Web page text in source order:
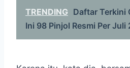
TRENDING Daftar Terkini
Ini 98 Pinjol Resmi Per Juli